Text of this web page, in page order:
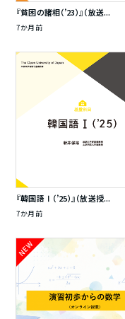
『貧困の諸相（’23）』（放送...
7か月前
『韓国語Ⅰ（’25）』（放送授...
7か月前
NEW